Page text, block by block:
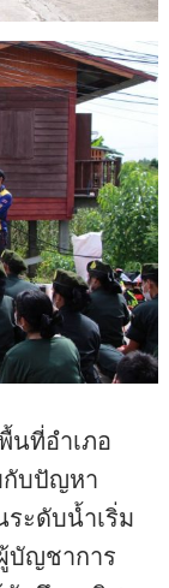
นที่อำเภอ
กับปัญหา
ะดับน้ำเริ่ม
บัญชาการ